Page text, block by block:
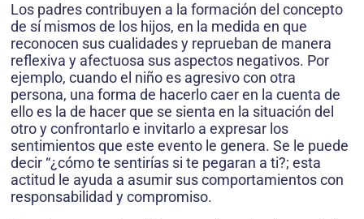
Los padres contribuyen a la formación del concepto
de sí mismos de los hijos, en la medida en que
reconocen sus cualidades y reprueban de manera
reflexiva y afectuosa sus aspectos negativos. Por
ejemplo, cuando el niño es agresivo con otra
persona, una forma de hacerlo caer en la cuenta de
ello es la de hacer que se sienta en la situación del
otro y confrontarlo e invitarlo a expresar los
sentimientos que este evento le genera. Se le puede
decir “¿cómo te sentirías si te pegaran a ti?; esta
actitud le ayuda a asumir sus comportamientos con
responsabilidad y compromiso.